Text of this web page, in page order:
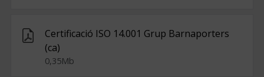
Certificació ISO 14.001 Grup Barnaporters
(ca)
0,35Mb